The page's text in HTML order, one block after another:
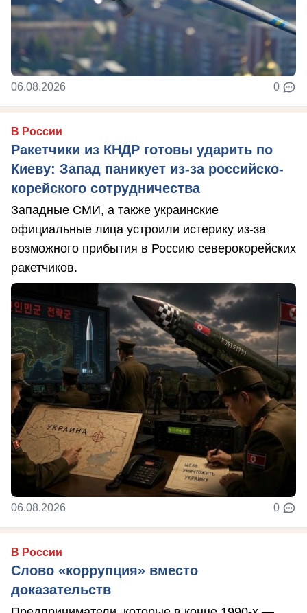
06.08.2026 0
В России
Ракетчики из КНДР готовы ударить по
Киеву: Запад паникует из-за российско-
корейского сотрудничества
Западные СМИ, а также украинские
официальные лица устроили истерику из-за
возможного прибытия в Россию северокорейских
ракетчиков.
06.08.2026 0
В России
Слово «коррупция» вместо
доказательств